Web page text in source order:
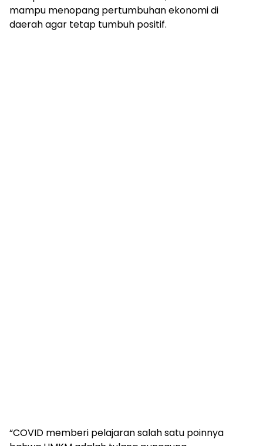
dari
SARA,
mampu menopang pertumbuhan ekonomi di
daerah agar tetap tumbuh positif.
“COVID memberi pelajaran salah satu poinnya